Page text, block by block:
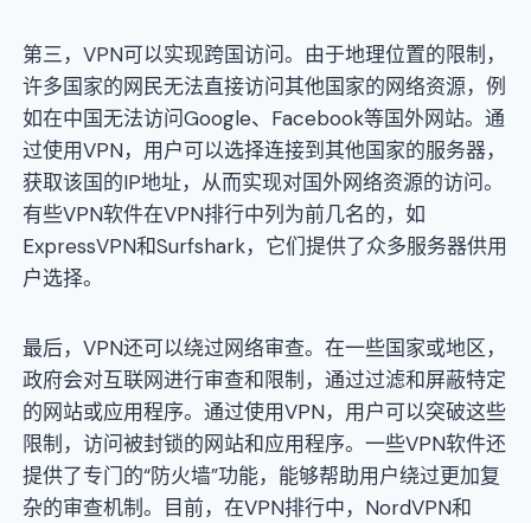
第三，VPN可以实现跨国访问。由于地理位置的限制，
许多国家的网民无法直接访问其他国家的网络资源，例
如在中国无法访问Google、Facebook等国外网站。通
过使用VPN，用户可以选择连接到其他国家的服务器，
获取该国的IP地址，从而实现对国外网络资源的访问。
有些VPN软件在VPN排行中列为前几名的，如
ExpressVPN和Surfshark，它们提供了众多服务器供用
户选择。
最后，VPN还可以绕过网络审查。在一些国家或地区，
政府会对互联网进行审查和限制，通过过滤和屏蔽特定
的网站或应用程序。通过使用VPN，用户可以突破这些
限制，访问被封锁的网站和应用程序。一些VPN软件还
提供了专门的“防火墙”功能，能够帮助用户绕过更加复
杂的审查机制。目前，在VPN排行中，NordVPN和